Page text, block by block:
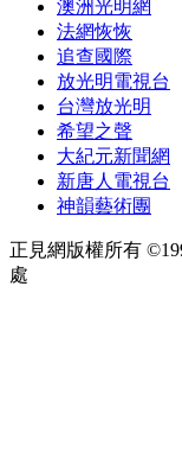
澳洲光明網
法網恢恢
追查國際
放光明電視台
台灣放光明
希望之聲
大紀元新聞網
新唐人電視台
神韻藝術團
正見網版權所有
處